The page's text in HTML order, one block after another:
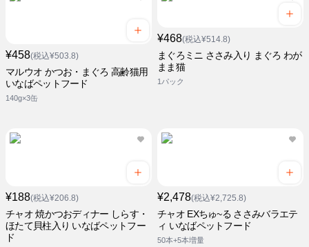
¥458(税込¥503.8)
マルウオ かつお・まぐろ 高齢猫用
いなばペットフード
140g×3缶
¥468(税込¥514.8)
まぐろミニ ささみ入り まぐろ わが
まま猫
1パック
¥188(税込¥206.8)
チャオ 焼かつおディナー しらす・
ほたて貝柱入り いなばペットフー
ド
¥2,478(税込¥2,725.8)
チャオ EXちゅ~る ささみバラエテ
ィ いなばペットフード
50本+5本増量